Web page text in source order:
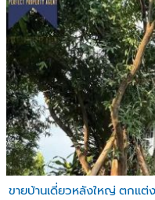
ขายบ้านเดี่ยวหลังใหญ่ ตกแต่